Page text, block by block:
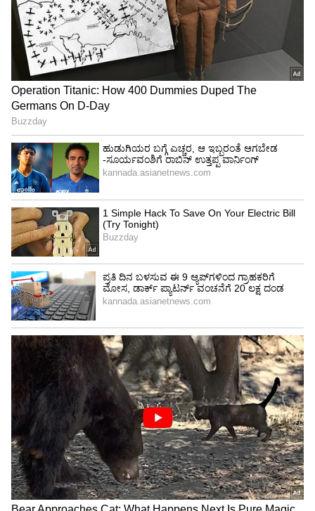
4
4
Image Credit : Others
ಚಿತ್ರದ ಆತ್ಮ
ರಶ್ಮಿಕಾ ಅವರ ನಟನೆಯು ಚಿತ್ರದ ಪ್ರಮುಖ ಆಕರ್ಷಣೆಗಳಲ್ಲಿ
ಒಂದಾಗಿದೆ ಎಂದು ಪ್ರೇಕ್ಷಕರು ಒಪ್ಪಿಕೊಂಡಿದ್ದಾರೆ. ಅವರ
ಭಾವನಾತ್ಮಕ ಅಭಿನಯ ಮತ್ತು ಸೂಕ್ಷ್ಮ ನಟನೆಯು
ಪ್ರೇಕ್ಷಕರೊಂದಿಗೆ ನೇರವಾಗಿ ಸಂಪರ್ಕ ಸಾಧಿಸುತ್ತದೆ ಎಂದು
ಹಲವರು ಹೇಳಿದ್ದಾರೆ. ಇದೇ ಕಾರಣಕ್ಕೆ ದಿಯಾ ಪಾತ್ರವನ್ನು
'ಕಾಕ್ಟೇಲ್ 2' ಚಿತ್ರದ ಆತ್ಮ ಎಂದು ಕರೆಯಲಾಗುತ್ತಿದೆ.
LATEST VIDEOS